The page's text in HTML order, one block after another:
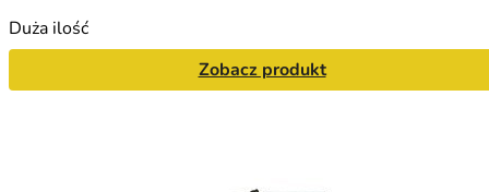
Duża ilość
Zobacz produkt